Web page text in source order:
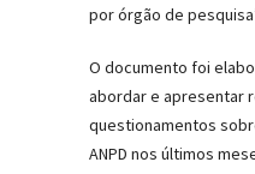
por órgão de pesquisa
O documento foi
abordar e apresentar
questionamentos
ANPD nos últimos